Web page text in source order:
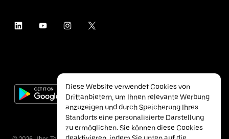
Diese Website verwendet Cookies von
Drittanbietern, um Ihnen relevante Werbung
anzuzeigen und durch Speicherung Ihres
Standorts eine personalisierte Darstellung
zu ermöglichen. Sie können diese Cookies